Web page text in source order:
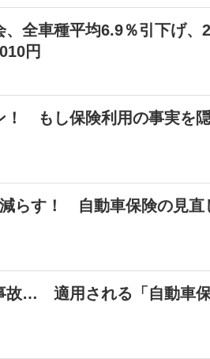
、全車種平均6.9％引下げ、
円
！ もし保険利用の事実を
らす！ 自動車保険の見直
故… 適用される「自動車